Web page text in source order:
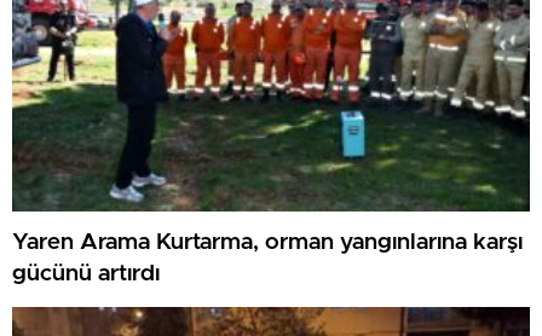
Yaren Arama Kurtarma, orman yangınlarına karşı
gücünü artırdı